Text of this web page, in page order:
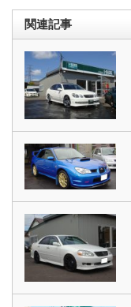
関連記事